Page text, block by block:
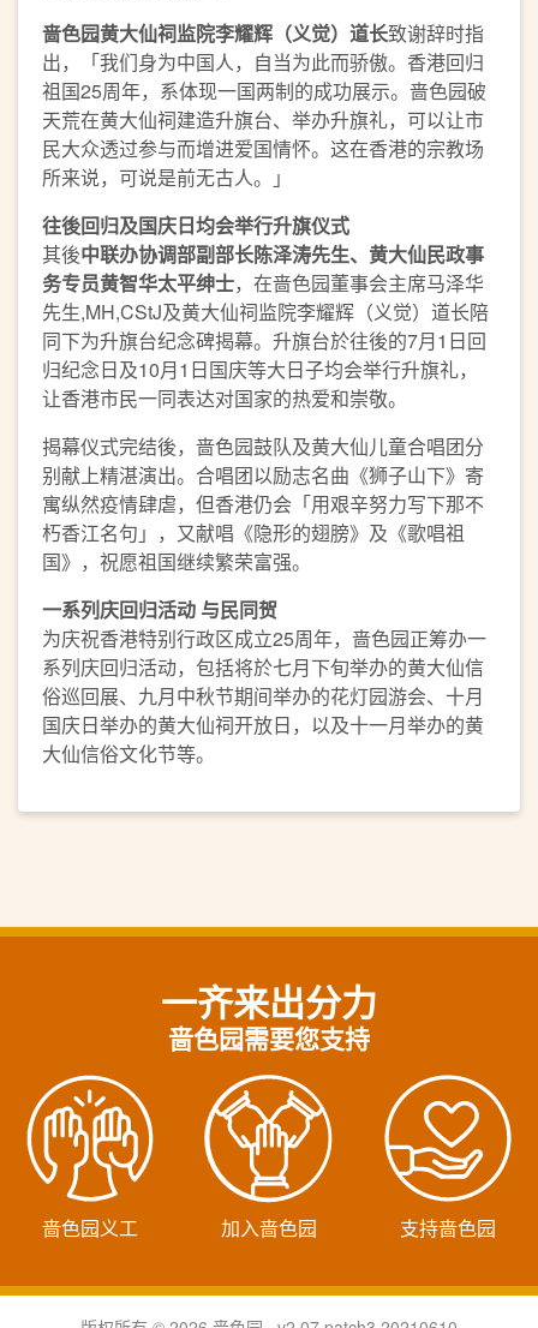
啬色园黄大仙祠监院李耀辉（义觉）道长致谢辞时指
出，「我们身为中国人，自当为此而骄傲。香港回归
祖国25周年，系体现一国两制的成功展示。啬色园破
天荒在黄大仙祠建造升旗台、举办升旗礼，可以让市
民大众透过参与而增进爱国情怀。这在香港的宗教场
所来说，可说是前无古人。」
往後回归及国庆日均会举行升旗仪式
其後中联办协调部副部长陈泽涛先生、黄大仙民政事
务专员黄智华太平绅士，在啬色园董事会主席马泽华
先生,MH,CStJ及黄大仙祠监院李耀辉（义觉）道长陪
同下为升旗台纪念碑揭幕。升旗台於往後的7月1日回
归纪念日及10月1日国庆等大日子均会举行升旗礼，
让香港市民一同表达对国家的热爱和崇敬。
揭幕仪式完结後，啬色园鼓队及黄大仙儿童合唱团分
别献上精湛演出。合唱团以励志名曲《狮子山下》寄
寓纵然疫情肆虐，但香港仍会「用艰辛努力写下那不
朽香江名句」，又献唱《隐形的翅膀》及《歌唱祖
国》，祝愿祖国继续繁荣富强。
一系列庆回归活动 与民同贺
为庆祝香港特别行政区成立25周年，啬色园正筹办一
系列庆回归活动，包括将於七月下旬举办的黄大仙信
俗巡回展、九月中秋节期间举办的花灯园游会、十月
国庆日举办的黄大仙祠开放日，以及十一月举办的黄
大仙信俗文化节等。
一齐来出分力
啬色园需要您支持
啬色园义工 加入啬色园 支持啬色园